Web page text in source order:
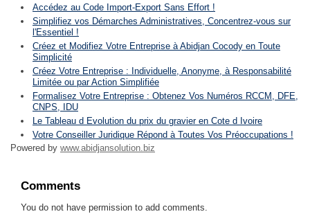
Accédez au Code Import-Export Sans Effort !
Simplifiez vos Démarches Administratives, Concentrez-vous sur
l'Essentiel !
Créez et Modifiez Votre Entreprise à Abidjan Cocody en Toute
Simplicité
Créez Votre Entreprise : Individuelle, Anonyme, à Responsabilité
Limitée ou par Action Simplifiée
Formalisez Votre Entreprise : Obtenez Vos Numéros RCCM, DFE,
CNPS, IDU
Le Tableau d Evolution du prix du gravier en Cote d Ivoire
Votre Conseiller Juridique Répond à Toutes Vos Préoccupations !
Powered by www.abidjansolution.biz
Comments
You do not have permission to add comments.